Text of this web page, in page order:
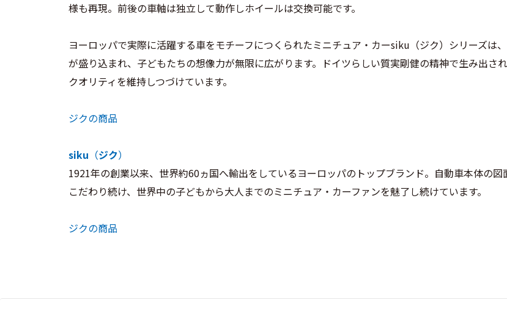
様も再現。前後の車軸は独立して動作しホイールは交換可能です。
ヨーロッパで実際に活躍する車をモチーフにつくられたミニチュア・カーsiku（ジク）シリーズは
が盛り込まれ、子どもたちの想像力が無限に広がります。ドイツらしい質実剛健の精神で生み出さ
クオリティを維持しつづけています。
ジクの商品
siku （ジク）
1921年の創業以来、世界約60ヵ国へ輸出をしているヨーロッパのトップブランド。自動車本体の
こだわり続け、世界中の子どもから大人までのミニチュア・カーファンを魅了し続けています。
ジクの商品